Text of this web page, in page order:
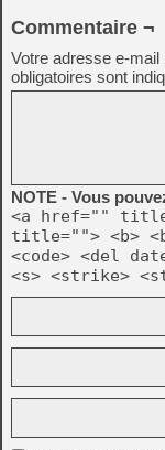
Commentaire ¬
Votre adresse e-mail
obligatoires sont
NOTE - Vous
<a href=""
title=""> <b>
<code> <del
<s> <strike>